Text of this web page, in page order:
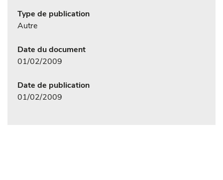
Type de publication
Autre
Date du document
01/02/2009
Date de publication
01/02/2009